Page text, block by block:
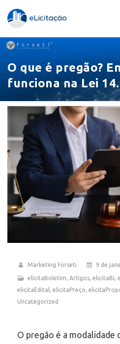
O que é pregão?
funciona na Lei
Marketing Forseti 9 de
elicitaBoletim, Artigos, elicitaBI ,
elicitaEdital , elicitaPreço,
Uncategorized
O pregão é a modalidade